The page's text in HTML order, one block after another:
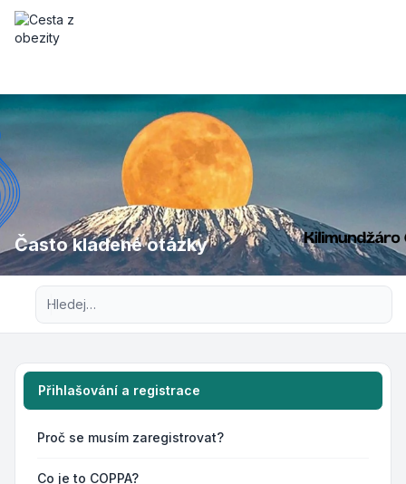
Často kladené otázky
Pokročilé hledání
Přihlašování a registrace
Proč se musím zaregistrovat?
Co je to COPPA?